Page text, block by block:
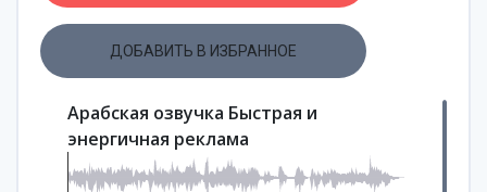
ДОБАВИТЬ В ИЗБРАННОЕ
Арабская озвучка Быстрая и
энергичная реклама